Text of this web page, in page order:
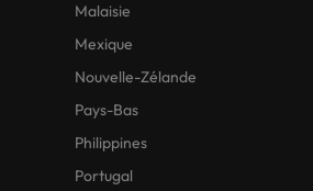
Malaisie
Mexique
Nouvelle-Zélande
Pays-Bas
Philippines
Portugal